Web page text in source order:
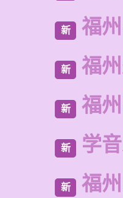
新 福
新 福
新 福
新 学
新 福